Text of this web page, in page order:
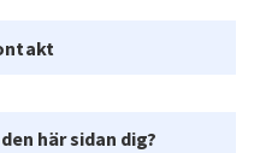
här sidan dig?